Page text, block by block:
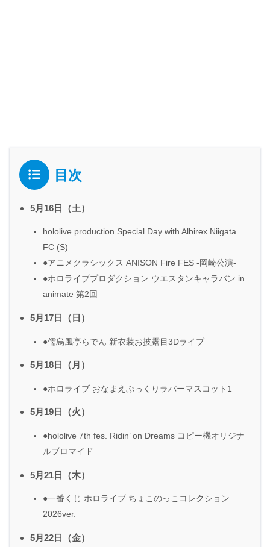
目次
5月16日（土）
hololive production Special Day with Albirex Niigata
FC (S)
●アニメクラシックス ANISON Fire FES -岡崎公演-
●ホロライブプロダクション ウエスタンキャラバン in
animate 第2回
5月17日（日）
●儒烏風亭らでん 新衣装お披露目3Dライブ
5月18日（月）
●ホロライブ おなまえぷっくりラバーマスコット1
5月19日（火）
●hololive 7th fes. Ridin’ on Dreams コピー機オリジナ
ルブロマイド
5月21日（木）
●一番くじ ホロライブ ちょこのっこコレクション
2026ver.
5月22日（金）